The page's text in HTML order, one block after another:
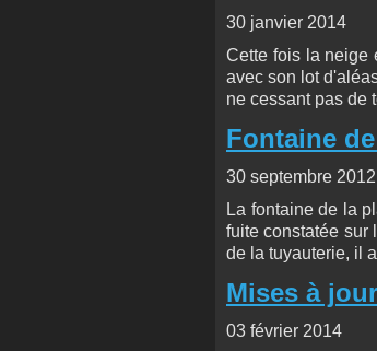
30 janvier 2014
Cette fois la neige
avec son lot
ne cessant pas de
Fontaine
30 septembre 2012
La fontaine de la
fuite constatée sur
de la tuyauterie, il
Mises à jour
03 février 2014